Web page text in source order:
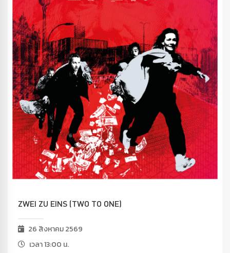
ZWEI ZU EINS (TWO TO ONE)
26 สิงหาคม 2569
เวลา 13:00 น.